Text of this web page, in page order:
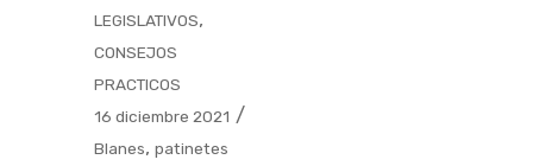
LEGISLATIVOS,
CONSEJOS
PRACTICOS
16 diciembre 2021
Blanes, patinetes